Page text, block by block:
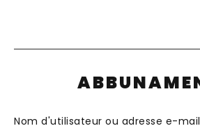
Nom d'utilisateur ou adresse e-mail